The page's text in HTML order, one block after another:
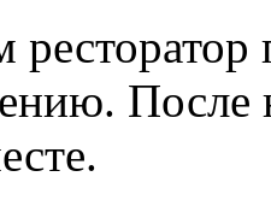
После